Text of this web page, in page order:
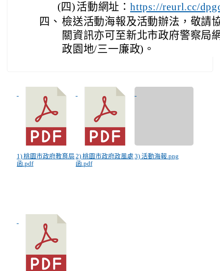
(四) 活動網址： https://reurl.cc/
四、 檢送活動海報及活動辦法，敬請
關資訊亦可至新北市政府警察局
政園地/三一廉政)。
1) 桃園市政府教育局
函.pdf
2) 桃園市政府政風處
函.pdf
3) 活動海報.png